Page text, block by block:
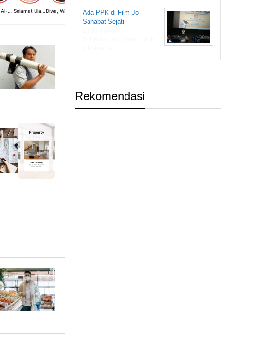
Rahasia Al-Fatihah Ayat 1-7 Selamat Ulang Tahun, Perempuan Cahaya
Ada PPK di Film Jo
Sahabat Sejati
Rekomendasi